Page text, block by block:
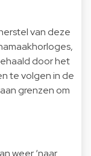
van deze
door het
te volgen in de
grenzen om
weer ‘naar